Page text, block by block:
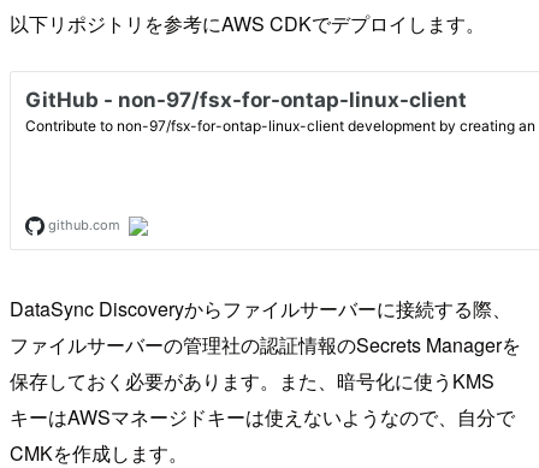
以下リポジトリを参考にAWS CDKでデプロイします。
DataSync Discoveryからファイルサーバーに接続する際、
ファイルサーバーの管理社の認証情報のSecrets Managerを
保存しておく必要があります。また、暗号化に使うKMS
キーはAWSマネージドキーは使えないようなので、自分で
CMKを作成します。